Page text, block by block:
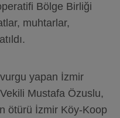
Bölge Birliği
muhtarlar,
yapan İzmir
Mustafa Özuslu,
ötürü İzmir Köy-Koop